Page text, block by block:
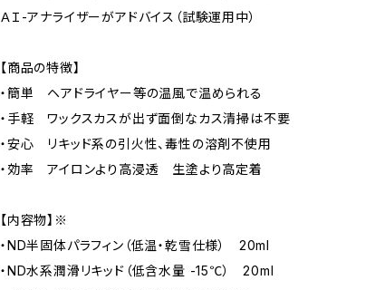
ＡＩ-アナライザーがアドバイス（試験運用中）
【商品の特徴】
・簡単 ヘアドライヤー等の温風で温められる
・手軽 ワックスカスが出ず面倒なカス清掃は不要
・安心 リキッド系の引火性、毒性の溶剤不使用
・効率 アイロンより高浸透 生塗より高定着
【内容物】※
・ND半固体パラフィン（低温・乾雪仕様） 20ml
・ND水系潤滑リキッド（低含水量 -15℃） 20ml